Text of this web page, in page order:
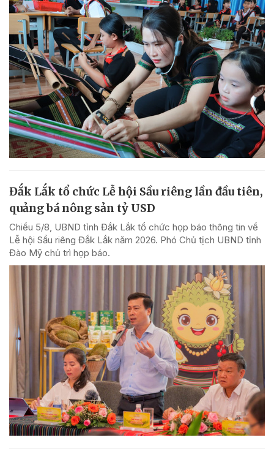
Đắk Lắk tổ chức Lễ hội Sầu riêng lần đầu tiên,
quảng bá nông sản tỷ USD
Chiều 5/8, UBND tỉnh Đắk Lắk tổ chức họp báo thông tin về
Lễ hội Sầu riêng Đắk Lắk năm 2026. Phó Chủ tịch UBND tỉnh
Đào Mỹ chủ trì họp báo.